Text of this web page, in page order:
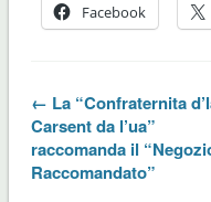
Facebook
← La “Confraternita
Carsent da l’ua”
raccomanda il
Raccomandato”